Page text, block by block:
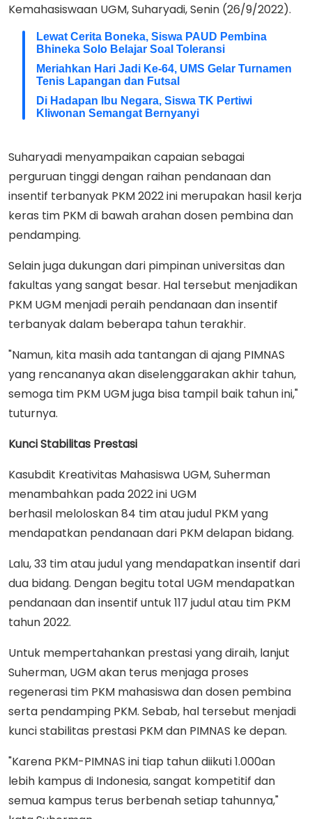
Kemahasiswaan UGM, Suharyadi, Senin (26/9/2022).
Lewat Cerita Boneka, Siswa PAUD Pembina
Bhineka Solo Belajar Soal Toleransi
Meriahkan Hari Jadi Ke-64, UMS Gelar Turnamen
Tenis Lapangan dan Futsal
Di Hadapan Ibu Negara, Siswa TK Pertiwi
Kliwonan Semangat Bernyanyi
Suharyadi menyampaikan capaian sebagai
perguruan tinggi dengan raihan pendanaan dan
insentif terbanyak PKM 2022 ini merupakan hasil kerja
keras tim PKM di bawah arahan dosen pembina dan
pendamping.
Selain juga dukungan dari pimpinan universitas dan
fakultas yang sangat besar. Hal tersebut menjadikan
PKM UGM menjadi peraih pendanaan dan insentif
terbanyak dalam beberapa tahun terakhir.
"Namun, kita masih ada tantangan di ajang PIMNAS
yang rencananya akan diselenggarakan akhir tahun,
semoga tim PKM UGM juga bisa tampil baik tahun ini,"
tuturnya.
Kunci Stabilitas Prestasi
Kasubdit Kreativitas Mahasiswa UGM, Suherman
menambahkan pada 2022 ini UGM
berhasil meloloskan 84 tim atau judul PKM yang
mendapatkan pendanaan dari PKM delapan bidang.
Lalu, 33 tim atau judul yang mendapatkan insentif dari
dua bidang. Dengan begitu total UGM mendapatkan
pendanaan dan insentif untuk 117 judul atau tim PKM
tahun 2022.
Untuk mempertahankan prestasi yang diraih, lanjut
Suherman, UGM akan terus menjaga proses
regenerasi tim PKM mahasiswa dan dosen pembina
serta pendamping PKM. Sebab, hal tersebut menjadi
kunci stabilitas prestasi PKM dan PIMNAS ke depan.
"Karena PKM-PIMNAS ini tiap tahun diikuti 1.000an
lebih kampus di Indonesia, sangat kompetitif dan
semua kampus terus berbenah setiap tahunnya,"